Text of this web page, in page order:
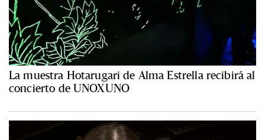
La muestra Hotarugari de Alma Estrella recibirá al
concierto de UNOXUNO